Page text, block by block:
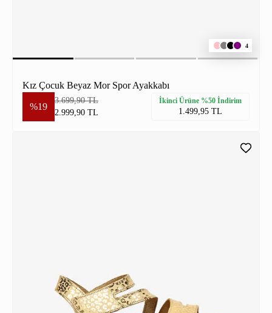
4
Kız Çocuk Beyaz Mor Spor Ayakkabı
%19
3.699,90 TL
2.999,90 TL
İkinci Ürüne %50 İndirim
1.499,95 TL